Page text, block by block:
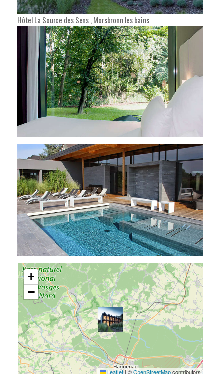
Hôtel La Source des Sens , Morsbronn les bains
+
−
Leaflet|©OpenStreetMapcontributors